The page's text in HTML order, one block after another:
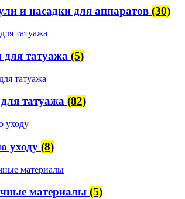
и насадки для аппаратов (30)
татуажа (5)
татуажа (82)
уходу (8)
материалы (5)